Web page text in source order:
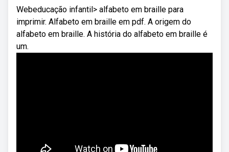
Webeducação infantil> alfabeto em braille para
imprimir. Alfabeto em braille em pdf. A origem do
alfabeto em braille. A história do alfabeto em braille é
um.